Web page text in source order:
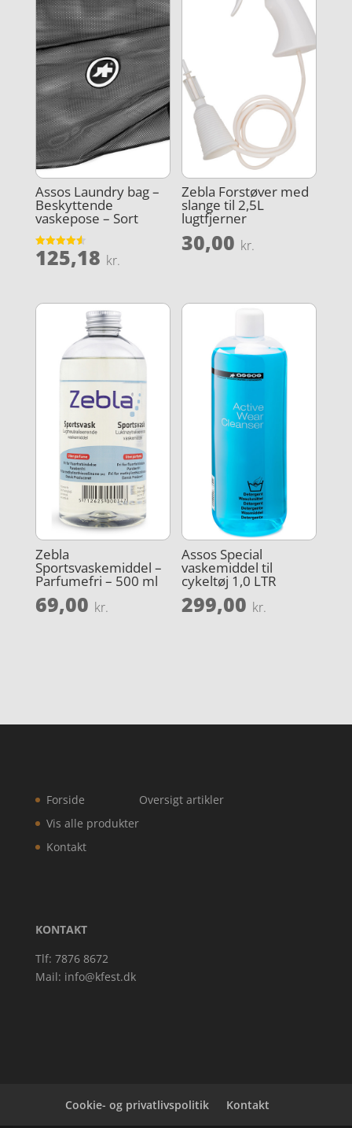
Assos Laundry bag –
Beskyttende
vaskepose – Sort
Vurderet
4.6
125,18 kr.
Zebla Forstøver med
slange til 2,5L
lugtfjerner
30,00 kr.
Zebla
Sportsvaskemiddel –
Parfumefri – 500 ml
69,00 kr.
Assos Special
vaskemiddel til
cykeltøj 1,0 LTR
299,00 kr.
Forside
Vis alle produkter
Kontakt
Oversigt artikler
KONTAKT
Tlf: 7876 8672
Mail: info@kfest.dk
Cookie- og privatlivspolitik Kontakt